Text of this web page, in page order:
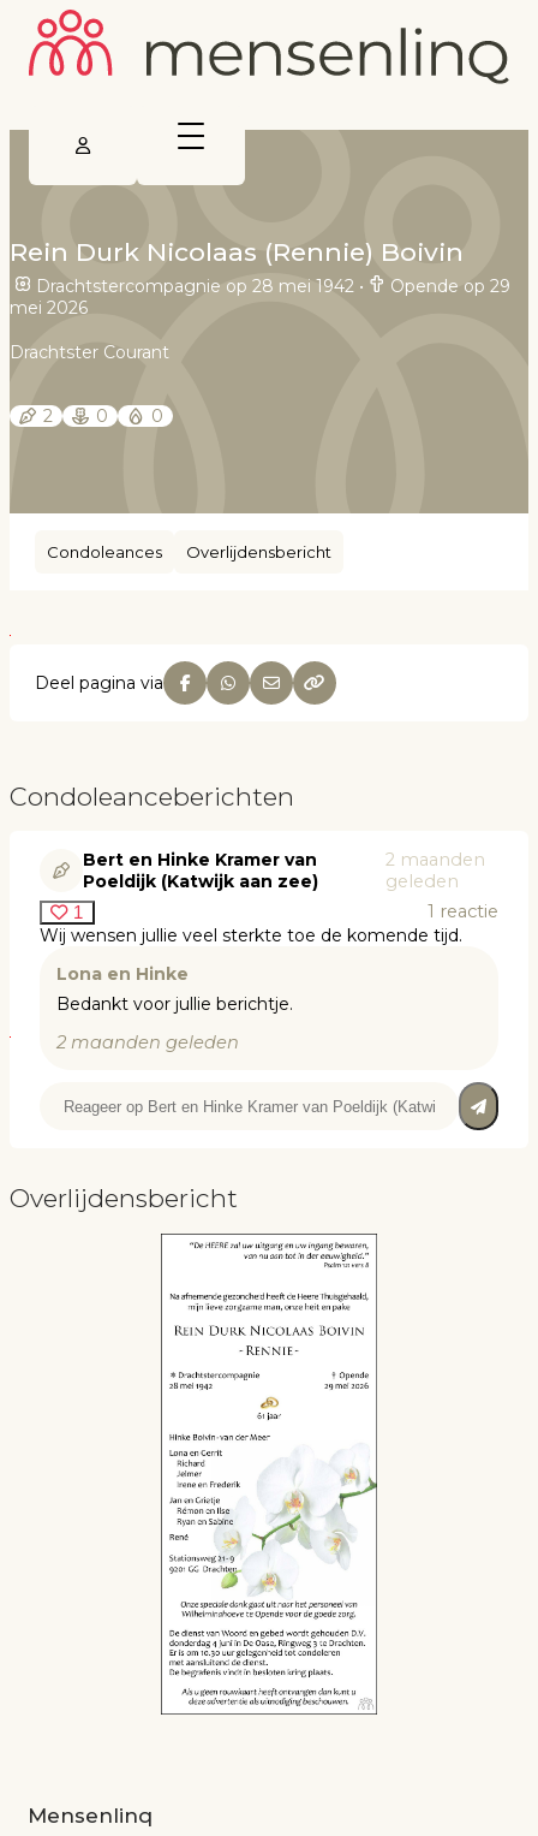
Rein Durk Nicolaas (Rennie) Boivin
Drachtstercompagnie op 28 mei 1942 •
Opende op 29
mei 2026
Drachtster Courant
2 0 0
Condoleances Overlijdensbericht
Deel pagina via
Condoleanceberichten
Bert en Hinke Kramer van
Poeldijk (Katwijk aan zee)
2 maanden
geleden
1 1 reactie
Wij wensen jullie veel sterkte toe de komende tijd.
Lona en Hinke
Bedankt voor jullie berichtje.
2 maanden geleden
Overlijdensbericht
Mensenlinq